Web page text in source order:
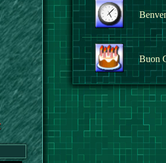
Buon